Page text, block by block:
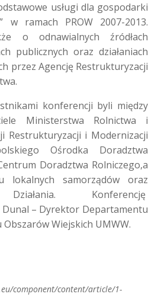
usługi dla gospodarki
w ramach PROW 2007-2013.
o odnawialnych źródłach
publicznych oraz działaniach
przez Agencję Restrukturyzacji
konferencji byli między
Ministerstwa Rolnictwa i
Restrukturyzacji i Modernizacji
Ośrodka Doradztwa
Doradztwa Rolniczego,a
lokalnych samorządów oraz
Działania. Konferencję
Dunal – Dyrektor Departamentu
Wiejskich UMWW.
component/content/article/1-